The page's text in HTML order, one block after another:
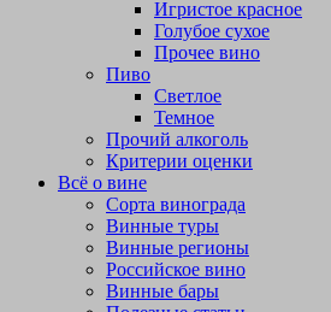
Игристое красное
Голубое сухое
Прочее вино
Пиво
Светлое
Темное
Прочий алкоголь
Критерии оценки
Всё о вине
Сорта винограда
Винные туры
Винные регионы
Российское вино
Винные бары